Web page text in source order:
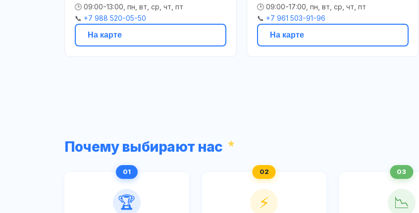
🕒 09:00-13:00, пн, вт, ср, чт, пт
📞 +7 988 520-05-50
На карте
🕒 09:00-17:00, пн, вт, ср, чт, пт
📞 +7 961 503-91-96
На карте
Почему выбирают нас
🏆 ⚡ 📉